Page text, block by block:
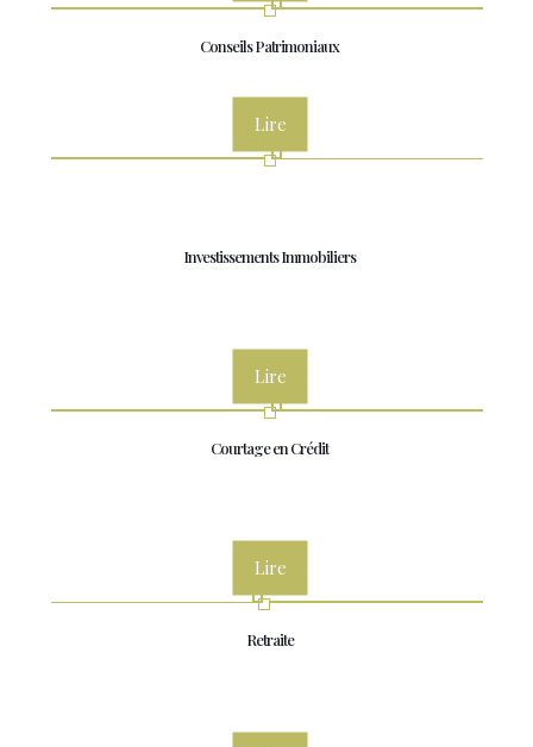
Conseils Patrimoniaux
Lire
Investissements Immobiliers
Lire
Courtage en Crédit
Lire
Retraite